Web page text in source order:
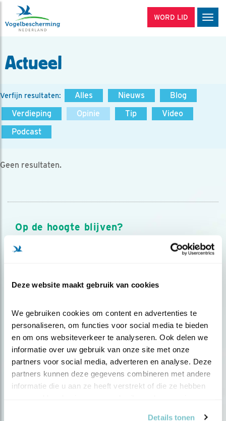
Deze website maakt gebruik van cookies
We gebruiken cookies om content en advertenties te
personaliseren, om functies voor social media te bieden
en om ons websiteverkeer te analyseren. Ook delen we
informatie over uw gebruik van onze site met onze
partners voor social media, adverteren en analyse. Deze
partners kunnen deze gegevens combineren met andere
informatie die u aan ze heeft verstrekt of die ze hebben
Details tonen
WORD LID
Actueel
Verfijn resultaten: Alles Nieuws
Blog
Verdieping
Opinie Tip
Video
Podcast
Geen resultaten.
Op de hoogte blijven?
Meld je aan en ontvang nieuws, inspiratie, acties en tips
over vogels en activiteiten van Vogelbescherming.